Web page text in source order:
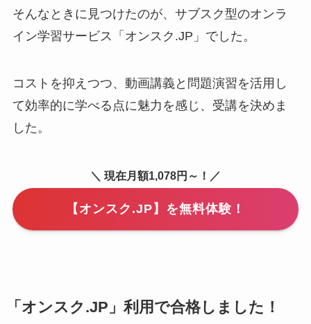
そんなときに見つけたのが、サブスク型のオンラ
イン学習サービス「オンスク.JP」でした。
コストを抑えつつ、動画講義と問題演習を活用し
て効率的に学べる点に魅力を感じ、受講を決めま
した。
＼ 現在月額1,078円～！／
【オンスク.JP】を無料体験！
「オンスク.JP」利用で合格しました！